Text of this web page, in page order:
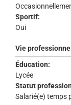
Sportif:
Oui
Vie
Éducation:
Lycée
Statut
Salarié(e) temps